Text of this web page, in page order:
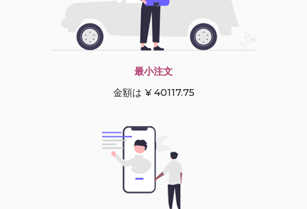
最小注文
金額は ¥ 40117.75